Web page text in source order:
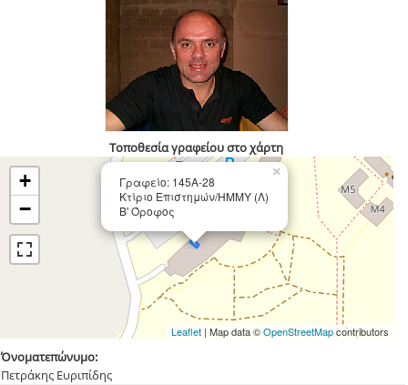
Τοποθεσία γραφείου στο χάρτη
Γραφείο: 145Α-28
Κτίριο Επιστημών/ΗΜΜΥ (Λ)
Β' Όροφος
×
+
−
Leaflet| Map data ©OpenStreetMapcontributors
Όνοματεπώνυμο:
Πετράκης Ευριπίδης